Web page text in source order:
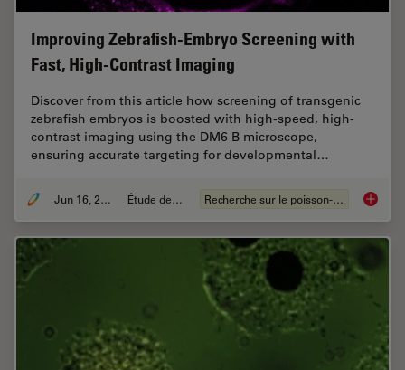
Improving Zebrafish-Embryo Screening with
Fast, High-Contrast Imaging
Discover from this article how screening of transgenic
zebrafish embryos is boosted with high-speed, high-
contrast imaging using the DM6 B microscope,
ensuring accurate targeting for developmental…
Jun 16, 2025 Étude de cas Recherche sur le poisson-zèbre